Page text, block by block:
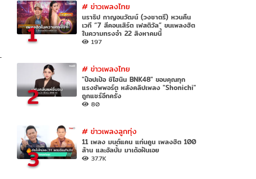
1
# ข่าวเพลงไทย
นราธิป กาญจนวัฒน์ (วงชาตรี) หวนคืน
เวที “7 สีคอนเสิร์ต เฟสติวัล” ขนเพลงฮิต
ในความทรงจำ 22 สิงหาคมนี้
197
2
# ข่าวเพลงไทย
"ป๊อปเป้อ ชิไฮนิน BNK48" ขอบคุณทุก
แรงซัพพอร์ต หลังคลิปเพลง "Shonichi"
ถูกแชร์อีกครั้ง
80
3
# ข่าวเพลงลูกทุ่ง
11 เพลง มนต์แคน แก่นคูน เพลงฮิต 100
ล้าน และอัลบั้ม มาเด้อฝันเอย
37.7K